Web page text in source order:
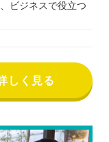
ビジネスで役立つ
しく見る